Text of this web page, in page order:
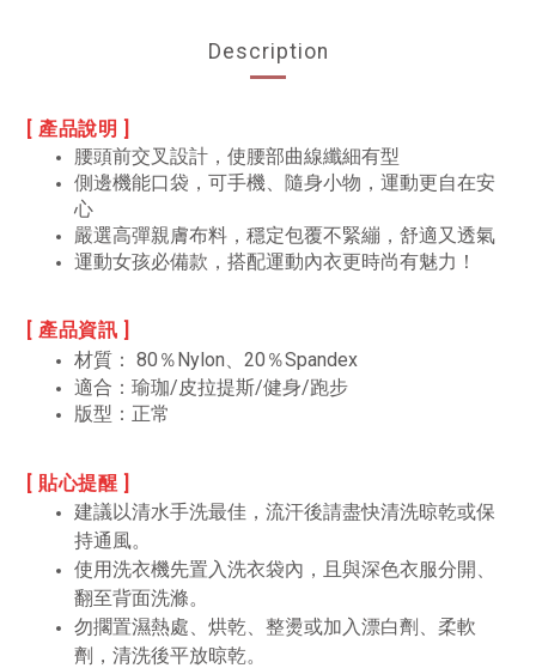
Description
[ 產品說明 ]
腰頭前交叉設計，使腰部曲線纖細有型
側邊機能口袋，可手機、隨身小物，運動更自在安
心
嚴選高彈親膚布料，穩定包覆不緊繃，舒適又透氣
運動女孩必備款，搭配運動內衣更時尚有魅力！
[ 產品資訊 ]
材質： 80％Nylon、20％Spandex
適合：瑜珈/皮拉提斯/健身/跑步
版型：正常
[ 貼心提醒 ]
建議以清水手洗最佳，流汗後請盡快清洗晾乾或保
持通風。
使用洗衣機先置入洗衣袋內，且與深色衣服分開、
翻至背面洗滌。
勿擱置濕熱處、烘乾、整燙或加入漂白劑、柔軟
劑，清洗後平放晾乾。